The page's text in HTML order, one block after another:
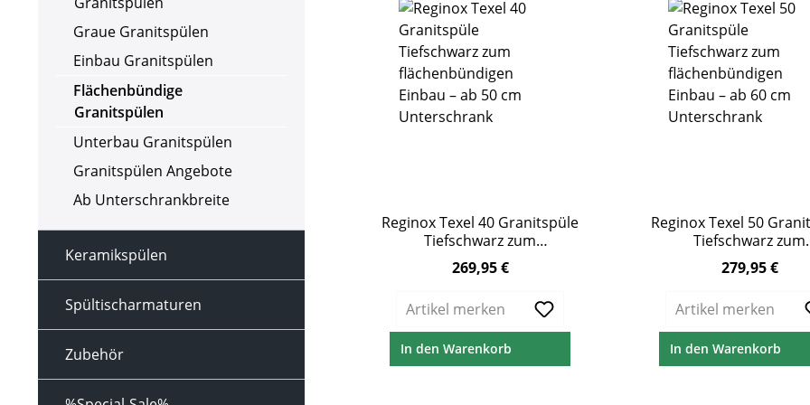
Graue Granitspülen
Einbau Granitspülen
Flächenbündige
Granitspülen
Unterbau Granitspülen
Granitspülen Angebote
Ab Unterschrankbreite
Keramikspülen
Spültischarmaturen
Zubehör
Reginox Texel 40 Granitspüle
Tiefschwarz zum
flächenbündigen Einbau – ab
50 cm Unterschrank
Regulärer Preis:
269,95 €
Artikel merken
In den Warenkorb
Reginox Texel 50
Tiefschwarz zum
flächenbündigen
60 cm
Regulärer Preis:
279,95 €
Artikel merken
In den Warenkorb